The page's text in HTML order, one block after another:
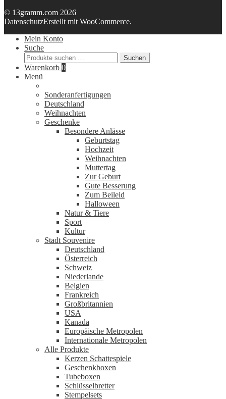
© 13gramm.com 2026
DatenschutzErstellt mit WooCommerce.
Mein Konto
Suche
Suchen
nach:
Suchen
Warenkorb 0
Menü
Sonderanfertigungen
Deutschland
Weihnachten
Geschenke
Besondere Anlässe
Geburtstag
Hochzeit
Weihnachten
Muttertag
Zur Geburt
Gute Besserung
Zum Beileid
Halloween
Natur & Tiere
Sport
Kultur
Stadt Souvenire
Deutschland
Österreich
Schweiz
Niederlande
Belgien
Frankreich
Großbritannien
USA
Kanada
Europäische Metropolen
Internationale Metropolen
Alle Produkte
Kerzen Schattespiele
Geschenkboxen
Tubeboxen
Schlüsselbretter
Stempelsets